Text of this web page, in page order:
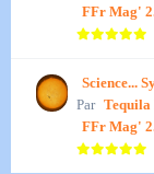
FFr Mag'
Science...
Par
FFr Mag'